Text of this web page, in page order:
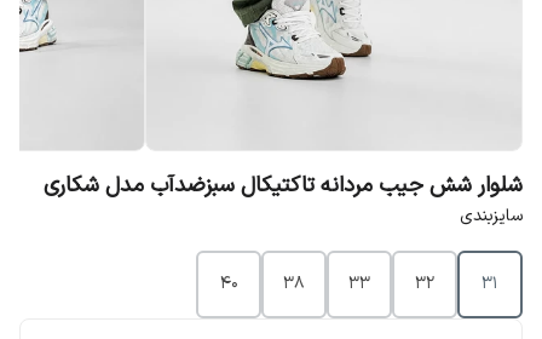
شلوار شش جیب مردانه تاکتیکال سبزضدآب مدل شکاری
سایزبندی
31
32
33
38
40